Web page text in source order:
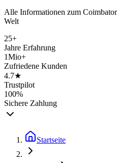
Alle Informationen zum
Welt
25+
Jahre Erfahrung
1Mio+
Zufriedene Kunden
4.7★
Trustpilot
100%
Sichere Zahlung
Startseite